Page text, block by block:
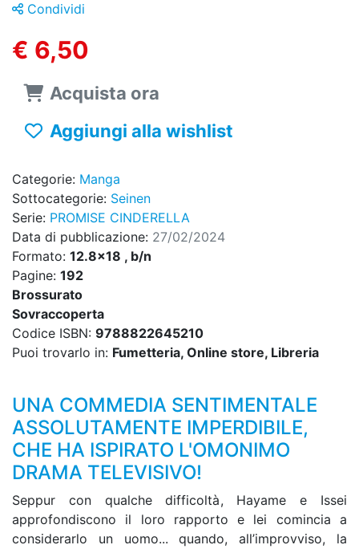
Condividi
€ 6,50
Acquista ora
Aggiungi alla wishlist
Categorie: Manga
Sottocategorie: Seinen
Serie: PROMISE CINDERELLA
Data di pubblicazione: 27/02/2024
Formato: 12.8x18 , b/n
Pagine: 192
Brossurato
Sovraccoperta
Codice ISBN: 9788822645210
Puoi trovarlo in: Fumetteria, Online store, Libreria
UNA COMMEDIA SENTIMENTALE
ASSOLUTAMENTE IMPERDIBILE,
CHE HA ISPIRATO L'OMONIMO
DRAMA TELEVISIVO!
Seppur con qualche difficoltà, Hayame e Issei
approfondiscono il loro rapporto e lei comincia a
considerarlo un uomo... quando, all’improvviso, la